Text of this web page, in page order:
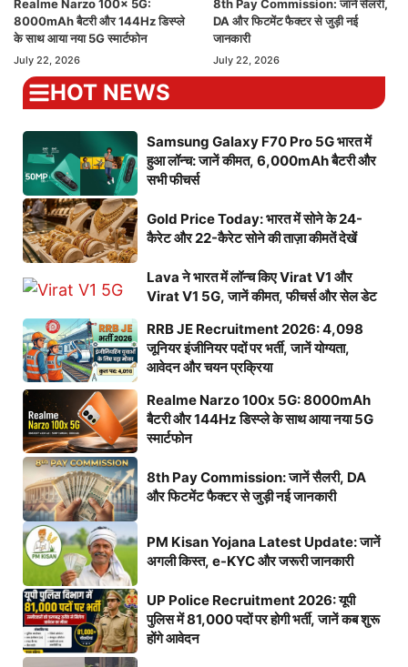
Realme Narzo 100x 5G:
8000mAh बैटरी और 144Hz डिस्प्ले
के साथ आया नया 5G स्मार्टफोन
July 22, 2026
8th Pay Commission: जानें सैलरी,
DA और फिटमेंट फैक्टर से जुड़ी नई
जानकारी
July 22, 2026
HOT NEWS
Samsung Galaxy F70 Pro 5G भारत में
हुआ लॉन्च: जानें कीमत, 6,000mAh बैटरी और
सभी फीचर्स
Gold Price Today: भारत में सोने के 24-
कैरेट और 22-कैरेट सोने की ताज़ा कीमतें देखें
Lava ने भारत में लॉन्च किए Virat V1 और
Virat V1 5G, जानें कीमत, फीचर्स और सेल डेट
RRB JE Recruitment 2026: 4,098
जूनियर इंजीनियर पदों पर भर्ती, जानें योग्यता,
आवेदन और चयन प्रक्रिया
Realme Narzo 100x 5G: 8000mAh
बैटरी और 144Hz डिस्प्ले के साथ आया नया 5G
स्मार्टफोन
8th Pay Commission: जानें सैलरी, DA
और फिटमेंट फैक्टर से जुड़ी नई जानकारी
PM Kisan Yojana Latest Update: जानें
अगली किस्त, e-KYC और जरूरी जानकारी
UP Police Recruitment 2026: यूपी
पुलिस में 81,000 पदों पर होगी भर्ती, जानें कब शुरू
होंगे आवेदन